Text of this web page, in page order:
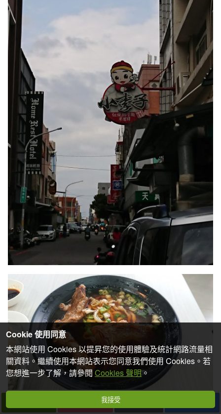
Cookie 使用同意
本網站使用 Cookies 以提昇您的使用體驗及統計網路流量相
關資料。繼續使用本網站表示您同意我們使用 Cookies。若
您想進一步了解，請參閱Cookies 聲明。
我接受